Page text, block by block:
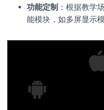
功能定制 ：根据教学
能模块，如多屏显示